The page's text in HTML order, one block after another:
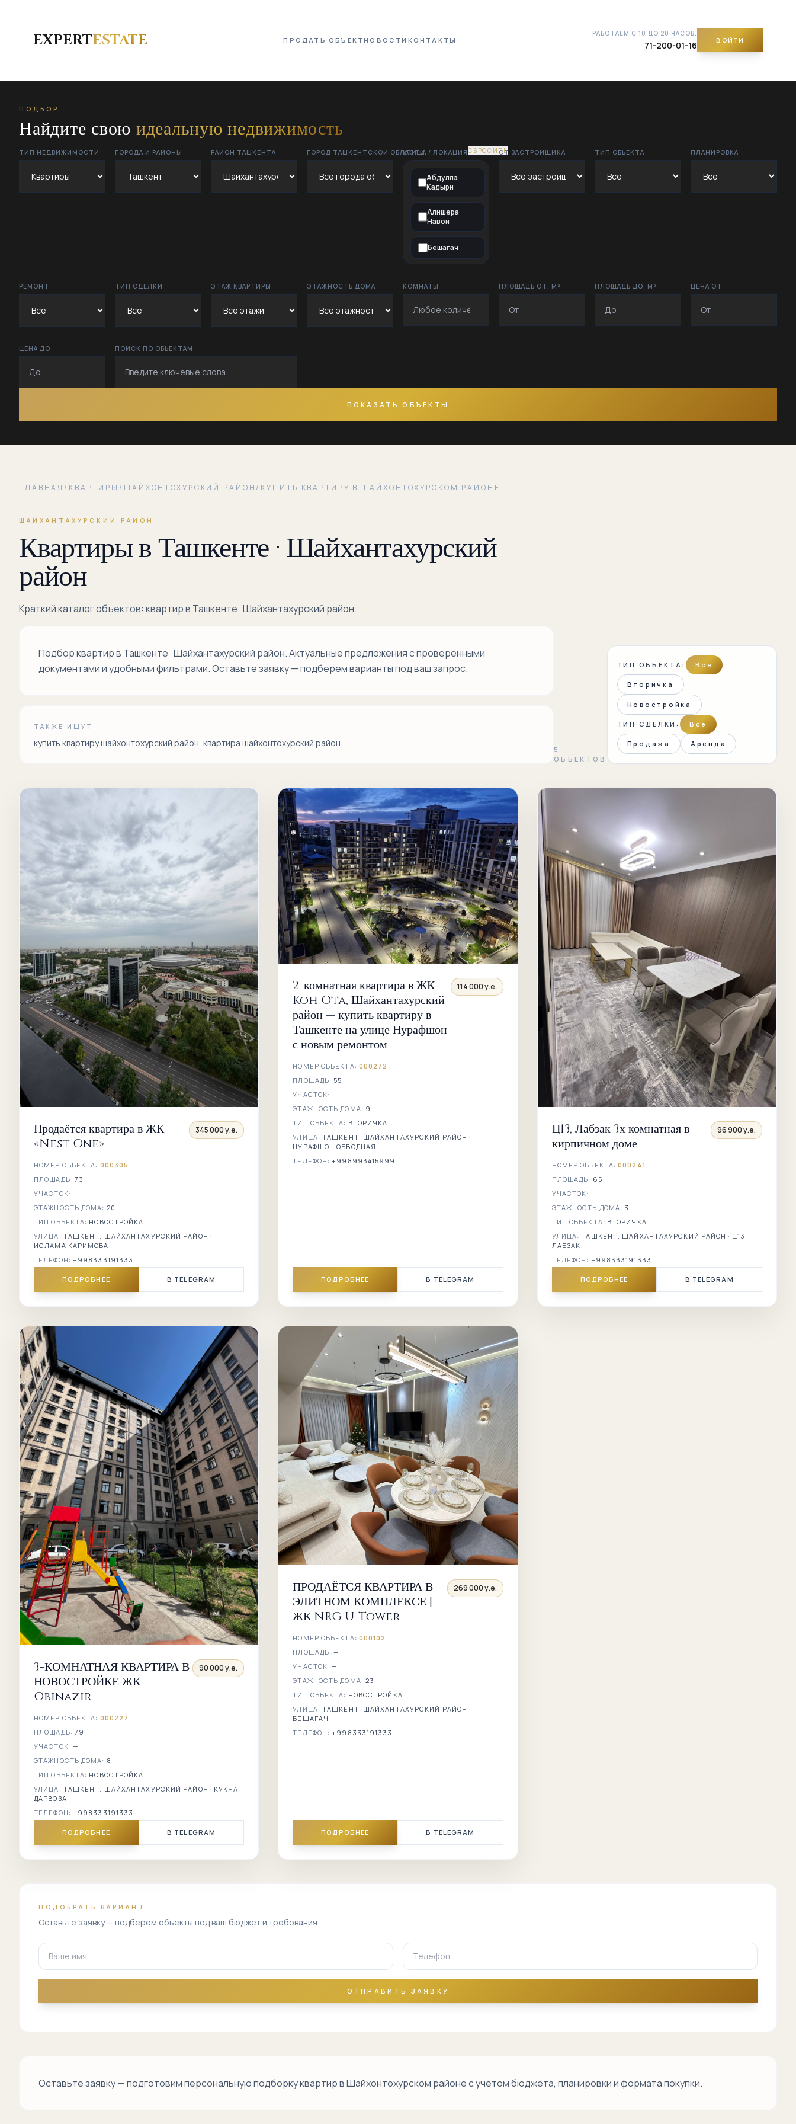
EXPERTESTATE ПРОДАТЬ ОБЪЕКТНОВОСТИ КОНТАКТЫ
РАБОТАЕМ С 10 ДО 20 ЧАСОВ.
71-200-01-16 ВОЙТИ
ПОДБОР
Найдите свою идеальную недвижимость
ТИП НЕДВИЖИМОСТИ ГОРОДА И РАЙОНЫ РАЙОН ТАШКЕНТА ГОРОД ТАШКЕНТСКОЙ ОБЛАСТИУЛИЦА / ЛОКАЦИЯСБРОСИТЬ
Абдулла
Кадыри
Алишера
Навои
Бешагач
Бустон
Караташ
Кукча
Самарканд
Дарвоза
Фуркат
Хадра
Чорсу
Шайхонтохур
Эски Жува
Пахтакор
Пахтакор
Халклар
Дустлиги
Алишер
Навои
ОТ ЗАСТРОЙЩИКА ТИП ОБЪЕКТА ПЛАНИРОВКА
РЕМОНТ ТИП СДЕЛКИ ЭТАЖ КВАРТИРЫ ЭТАЖНОСТЬ ДОМА КОМНАТЫ ПЛОЩАДЬ ОТ, М² ПЛОЩАДЬ ДО, М² ЦЕНА ОТ
ЦЕНА ДО ПОИСК ПО ОБЪЕКТАМ
ПОКАЗАТЬ ОБЪЕКТЫ
ГЛАВНАЯ / КВАРТИРЫ / ШАЙХОНТОХУРСКИЙ РАЙОН / КУПИТЬ КВАРТИРУ В ШАЙХОНТОХУРСКОМ РАЙОНЕ
ШАЙХАНТАХУРСКИЙ РАЙОН
Квартиры в Ташкенте · Шайхантахурский
район
Краткий каталог объектов: квартир в Ташкенте · Шайхантахурский район.
Подбор квартир в Ташкенте · Шайхантахурский район. Актуальные предложения с проверенными
документами и удобными фильтрами. Оставьте заявку — подберем варианты под ваш запрос.
ТАКЖЕ ИЩУТ
купить квартиру шайхонтохурский район, квартира шайхонтохурский район
5
ОБЪЕКТОВ
ТИП ОБЪЕКТА: Все
Вторичка
Новостройка
ТИП СДЕЛКИ: Все
Продажа Аренда
Продаётся квартира в ЖК
«Nest One»
345 000 у.е.
НОМЕР ОБЪЕКТА: 000305
ПЛОЩАДЬ: 73
УЧАСТОК: —
ЭТАЖНОСТЬ ДОМА: 20
ТИП ОБЪЕКТА: НОВОСТРОЙКА
УЛИЦА: ТАШКЕНТ, ШАЙХАНТАХУРСКИЙ РАЙОН ·
ИСЛАМА КАРИМОВА
ТЕЛЕФОН: +998333191333
ПОДРОБНЕЕ В TELEGRAM
2-комнатная квартира в ЖК
Koh Ota, Шайхантахурский
район — купить квартиру в
Ташкенте на улице Нурафшон
с новым ремонтом
114 000 у.е.
НОМЕР ОБЪЕКТА: 000272
ПЛОЩАДЬ: 55
УЧАСТОК:—
ЭТАЖНОСТЬ ДОМА: 9
ТИП ОБЪЕКТА: ВТОРИЧКА
УЛИЦА:ТАШКЕНТ, ШАЙХАНТАХУРСКИЙ РАЙОН ·
НУРАФШОН ОБВОДНАЯ
ТЕЛЕФОН: +998993415999
ПОДРОБНЕЕ В TELEGRAM
Ц13, Лабзак 3х комнатная в
кирпичном доме
96 900 у.е.
НОМЕР ОБЪЕКТА:000241
ПЛОЩАДЬ: 65
УЧАСТОК: —
ЭТАЖНОСТЬ ДОМА: 3
ТИП ОБЪЕКТА: ВТОРИЧКА
УЛИЦА:ТАШКЕНТ, ШАЙХАНТАХУРСКИЙ РАЙОН · Ц13,
ЛАБЗАК
ТЕЛЕФОН: +998333191333
ПОДРОБНЕЕ В TELEGRAM
3-КОМНАТНАЯ КВАРТИРА В
НОВОСТРОЙКЕ ЖК
Obinazir
90 000 у.е.
НОМЕР ОБЪЕКТА: 000227
ПЛОЩАДЬ: 79
УЧАСТОК: —
ЭТАЖНОСТЬ ДОМА: 8
ТИП ОБЪЕКТА: НОВОСТРОЙКА
УЛИЦА: ТАШКЕНТ, ШАЙХАНТАХУРСКИЙ РАЙОН · КУКЧА
ДАРВОЗА
ТЕЛЕФОН: +998333191333
ПОДРОБНЕЕ В TELEGRAM
ПРОДАЁТСЯ КВАРТИРА В
ЭЛИТНОМ КОМПЛЕКСЕ |
ЖК NRG U-Tower
269 000 у.е.
НОМЕР ОБЪЕКТА: 000102
ПЛОЩАДЬ:—
УЧАСТОК:—
ЭТАЖНОСТЬ ДОМА: 23
ТИП ОБЪЕКТА: НОВОСТРОЙКА
УЛИЦА:ТАШКЕНТ, ШАЙХАНТАХУРСКИЙ РАЙОН ·
БЕШАГАЧ
ТЕЛЕФОН: +998333191333
ПОДРОБНЕЕ В TELEGRAM
ПОДОБРАТЬ ВАРИАНТ
Оставьте заявку — подберем объекты под ваш бюджет и требования.
ОТПРАВИТЬ ЗАЯВКУ
Оставьте заявку — подготовим персональную подборку квартир в Шайхонтохурском районе с учетом бюджета, планировки и формата покупки.